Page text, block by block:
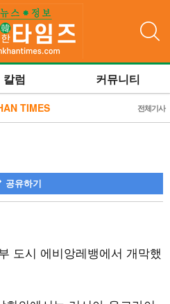
칼럼 커뮤니티
TIMES 전체기사
공유하기
도시 에비앙레뱅에서 개막했